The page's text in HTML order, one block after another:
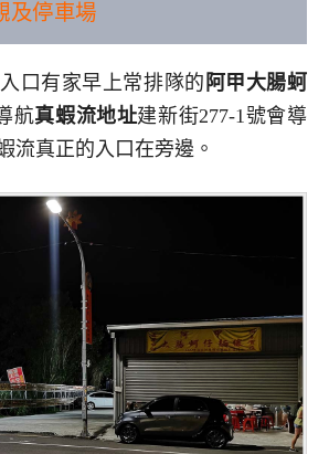
及停車場
口有家早上常排隊的 阿甲大腸蚵
航真蝦流地址建新街277-1號會導
流真正的入口在旁邊。